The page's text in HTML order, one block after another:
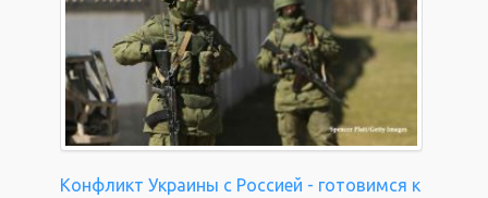
Конфликт Украины с Россией - готовимся к